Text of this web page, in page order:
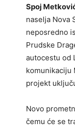
Spoj
naselja Nova
neposredno
Prudske
autocestu od
komunikaciju
projekt
Novo
čemu će se